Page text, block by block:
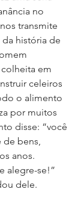
no
transmite
história de
em
celeiros
o alimento
por muitos
disse: “você
de bens,
anos.
alegre-se!”
dele.